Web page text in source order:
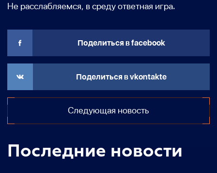
Не расслабляемся, в среду ответная игра.
Поделиться в facebook
Поделиться в vkontakte
Следующая новость
Последние новости